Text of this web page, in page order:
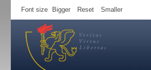
Font size Bigger Reset Smaller